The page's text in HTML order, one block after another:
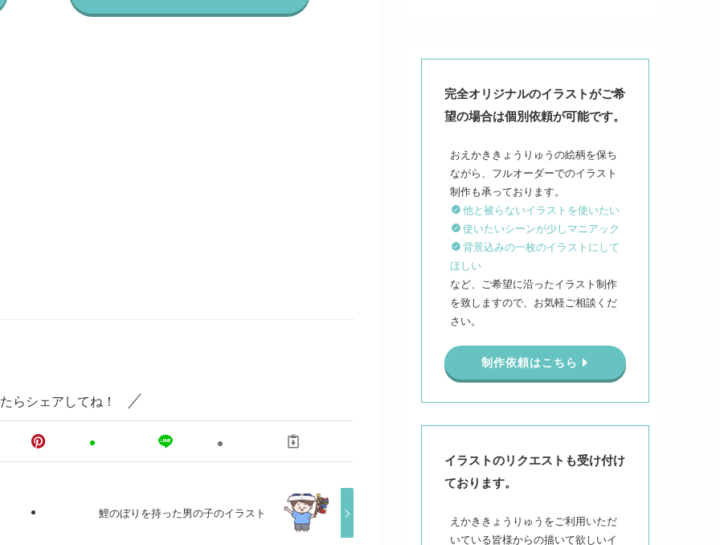
らシェアしてね！
鯉のぼりを持った男の子のイラスト
完全オリジナルのイラストがご希
望の場合は個別依頼が可能です。
おえかききょうりゅうの絵柄を保ち
ながら、フルオーダーでのイラスト
他と被らないイラストを使いたい
使いたいシーンが少しマニアック
背景込みの一枚のイラストにして
ほしい
など、ご希望に沿ったイラスト制作
を致しますので、お気軽ご相談くだ
さい。
制作依頼はこちら
イラストのリクエストも受け付け
ております。
えかききょうりゅうをご利用いただ
いている皆様からの描いて欲しいイ